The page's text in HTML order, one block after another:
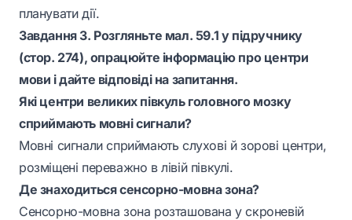
планувати дії.
Завдання 3. Розгляньте мал. 59.1 у підручнику
(стор. 274), опрацюйте інформацію про центри
мови і дайте відповіді на запитання.
Які центри великих півкуль головного мозку
сприймають мовні сигнали?
Мовні сигнали сприймають слухові й зорові центри,
розміщені переважно в лівій півкулі.
Де знаходиться сенсорно-мовна зона?
Сенсорно-мовна зона розташована у скроневій